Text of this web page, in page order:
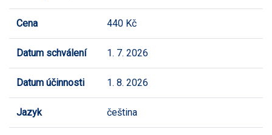
Cena 440 Kč
Datum schválení 1. 7. 2026
Datum účinnosti 1. 8. 2026
Jazyk čeština